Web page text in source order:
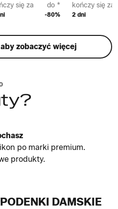
się za do *
-80%
kończy się za
2 dni
zobaczyć więcej
po marki premium.
produkty.
DAMSKIE